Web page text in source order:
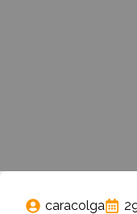
caracolga